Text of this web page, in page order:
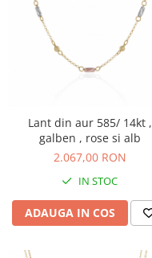
Lant din aur 585/ 14kt ,
galben , rose si alb
2.067,00 RON
IN STOC
ADAUGA IN COS